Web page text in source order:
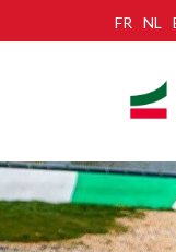
FR NL